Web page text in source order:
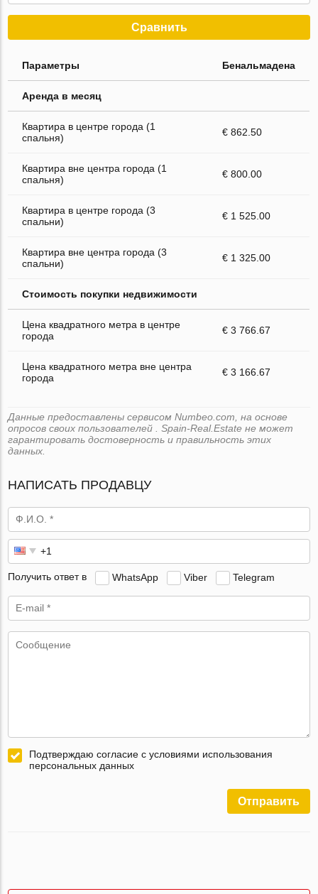
Сравнить
Параметры Бенальмадена
Аренда в месяц
Квартира в центре города (1
спальня)
€ 862.50
Квартира вне центра города (1
спальня)
€ 800.00
Квартира в центре города (3
спальни)
€ 1 525.00
Квартира вне центра города (3
спальни)
€ 1 325.00
Стоимость покупки недвижимости
Цена квадратного метра в центре
города
€ 3 766.67
Цена квадратного метра вне центра
города
€ 3 166.67
Данные предоставлены сервисом Numbeo.com, на основе
опросов своих пользователей . Spain-Real.Estate не может
гарантировать достоверность и правильность этих
данных.
НАПИСАТЬ ПРОДАВЦУ
Получить ответ в WhatsApp Viber Telegram
Подтверждаю согласие с условиями использования
персональных данных
Отправить